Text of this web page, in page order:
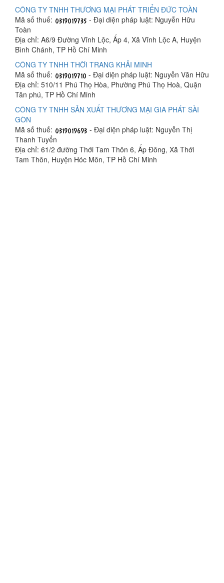
CÔNG TY TNHH THƯƠNG MẠI PHÁT TRIỂN ĐỨC TOÀN
Mã số thuế:
- Đại diện pháp luật: Nguyễn Hữu
Toàn
Địa chỉ: A6/9 Đường Vĩnh Lộc, Ấp 4, Xã Vĩnh Lộc A, Huyện
Bình Chánh, TP Hồ Chí Minh
CÔNG TY TNHH THỜI TRANG KHẢI MINH
Mã số thuế:
- Đại diện pháp luật: Nguyễn Văn Hữu
Địa chỉ: 510/11 Phú Thọ Hòa, Phường Phú Thọ Hoà, Quận
Tân phú, TP Hồ Chí Minh
CÔNG TY TNHH SẢN XUẤT THƯƠNG MẠI GIA PHÁT SÀI
GÒN
Mã số thuế:
- Đại diện pháp luật: Nguyễn Thị
Thanh Tuyển
Địa chỉ: 61/2 đường Thới Tam Thôn 6, Ấp Đông, Xã Thới
Tam Thôn, Huyện Hóc Môn, TP Hồ Chí Minh